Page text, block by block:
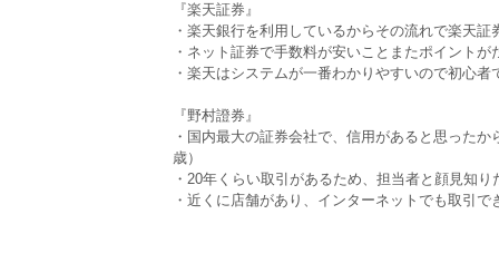
『楽天証券』
・楽天銀行を利用しているからその流れで楽天証
・ネット証券で手数料が安いことまたポイント
・楽天はシステムが一番わかりやすいので初心
『野村證券』
・国内最大の証券会社で、信用があると思った
歳）
・20年くらい取引があるため、担当者と顔見知
・近くに店舗があり、インターネットでも取引で